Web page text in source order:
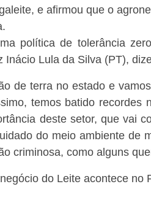
e afirmou que o
política de tolerância
Lula da Silva (PT),
de terra no estado e
temos batido
deste setor, que vai
do meio ambiente
criminosa, como alguns
do Leite acontece no